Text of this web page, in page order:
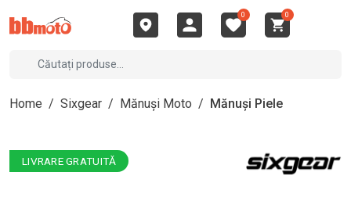
0 0
Home / Sixgear / Mănuși Moto / Mănuși Piele
LIVRARE GRATUITĂ